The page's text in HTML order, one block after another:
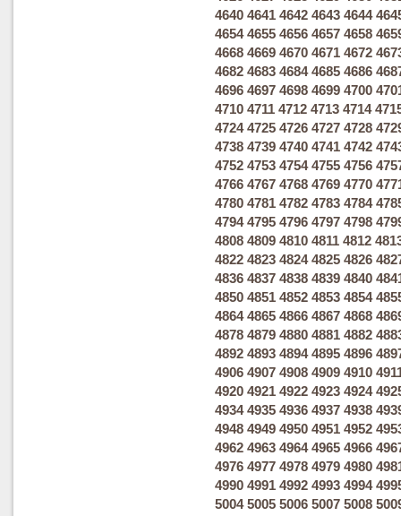
4640 4641 4642 4643 4644
4654 4655 4656 4657 4658
4668 4669 4670 4671 4672
4682 4683 4684 4685 4686
4696 4697 4698 4699 4700
4710 4711 4712 4713 4714
4724 4725 4726 4727 4728
4738 4739 4740 4741 4742
4752 4753 4754 4755 4756
4766 4767 4768 4769 4770
4780 4781 4782 4783 4784
4794 4795 4796 4797 4798
4808 4809 4810 4811 4812
4822 4823 4824 4825 4826
4836 4837 4838 4839 4840
4850 4851 4852 4853 4854
4864 4865 4866 4867 4868
4878 4879 4880 4881 4882
4892 4893 4894 4895 4896
4906 4907 4908 4909 4910
4920 4921 4922 4923 4924
4934 4935 4936 4937 4938
4948 4949 4950 4951 4952
4962 4963 4964 4965 4966
4976 4977 4978 4979 4980
4990 4991 4992 4993 4994
5004 5005 5006 5007 5008